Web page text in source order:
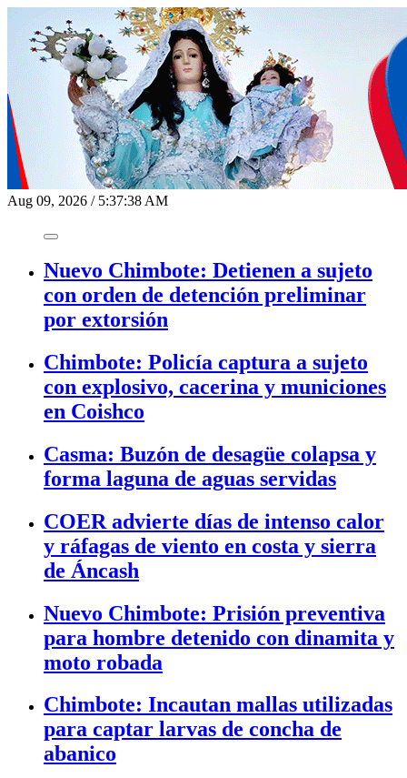
Aug 09, 2026 / 5:37:38 AM
Nuevo Chimbote: Detienen a sujeto
con orden de detención preliminar
por extorsión
Chimbote: Policía captura a sujeto
con explosivo, cacerina y municiones
en Coishco
Casma: Buzón de desagüe colapsa y
forma laguna de aguas servidas
COER advierte días de intenso calor
y ráfagas de viento en costa y sierra
de Áncash
Nuevo Chimbote: Prisión preventiva
para hombre detenido con dinamita y
moto robada
Chimbote: Incautan mallas utilizadas
para captar larvas de concha de
abanico